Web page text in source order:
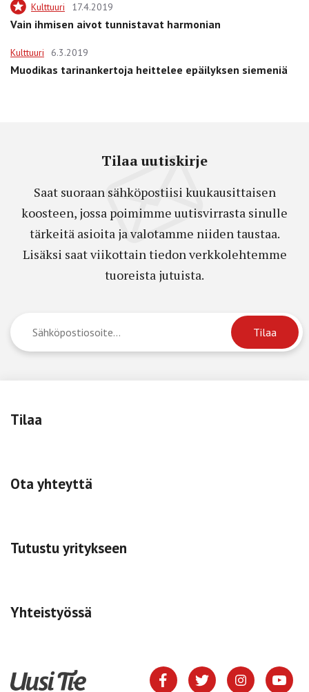
Kulttuuri 17.4.2019
Vain ihmisen aivot tunnistavat harmonian
Kulttuuri 6.3.2019
Muodikas tarinankertoja heittelee epäilyksen siemeniä
Tilaa uutiskirje
Saat suoraan sähköpostiisi kuukausittaisen
koosteen, jossa poimimme uutisvirrasta sinulle
tärkeitä asioita ja valotamme niiden taustaa.
Lisäksi saat viikottain tiedon verkkolehtemme
tuoreista jutuista.
Tilaa
Ota yhteyttä
Tutustu yritykseen
Yhteistyössä